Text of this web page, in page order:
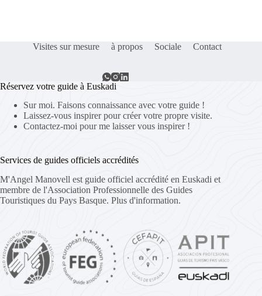
Visites sur mesure à propos Sociale Contact
Réservez votre guide à Euskadi
Sur moi. Faisons connaissance avec votre guide !
Laissez-vous inspirer pour créer votre propre visite.
Contactez-moi pour me laisser vous inspirer !
Services de guides officiels accrédités
M'Angel Manovell est guide officiel accrédité en Euskadi et
membre de l'Association Professionnelle des Guides
Touristiques du Pays Basque. Plus d'information.